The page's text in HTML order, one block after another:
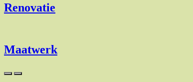
Renovatie
Maatwerk